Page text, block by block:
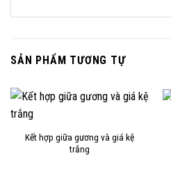
SẢN PHẨM TƯƠNG TỰ
Kết hợp giữa gương và giá kệ
trắng